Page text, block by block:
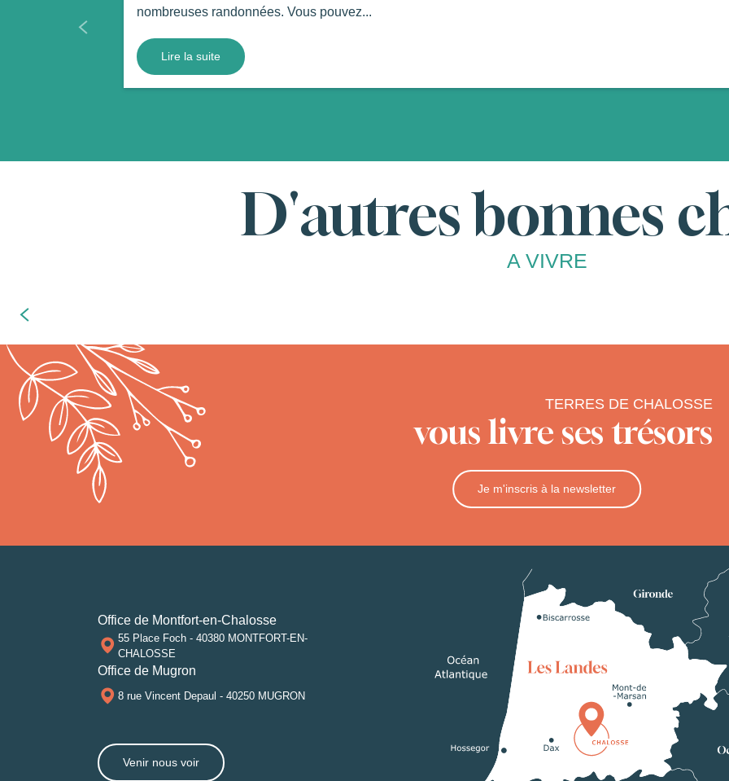
nombreuses randonnées. Vous pouvez...
Lire la suite
D'autres bonnes
A VIVRE
TERRES DE CHALOSSE
vous livre ses trésors
Je m'inscris à la newsletter
Office de Montfort-en-Chalosse
55 Place Foch - 40380 MONTFORT-EN-
CHALOSSE
Office de Mugron
8 rue Vincent Depaul - 40250 MUGRON
Venir nous voir